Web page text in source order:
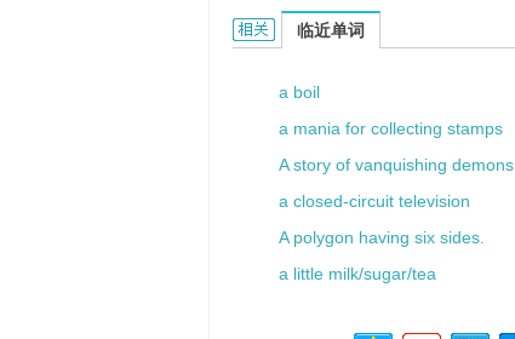
a fish slice的相关资料：
临近单词
a boil
a mania for collecting stamps
A story of vanquishing demons
a closed-circuit television
A polygon having six sides.
a little milk/sugar/tea